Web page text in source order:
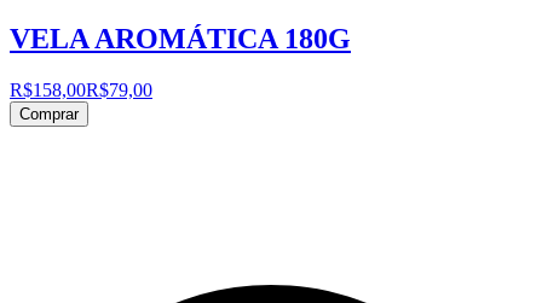
VELA AROMÁTICA 180G
R$158,00R$79,00
Comprar